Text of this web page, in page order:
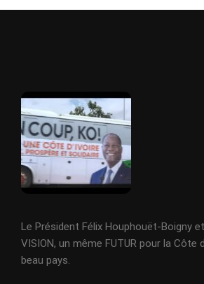
Le Président Félix Houphouët-Boigny
VISION, un même FUTUR pour la Côte
beau pays.